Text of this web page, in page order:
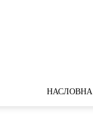
НАСЛОВНА